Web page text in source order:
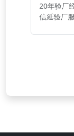
20年验厂
信延验厂